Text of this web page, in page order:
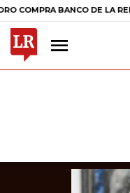
BANCO DE LA REPÚBLICA